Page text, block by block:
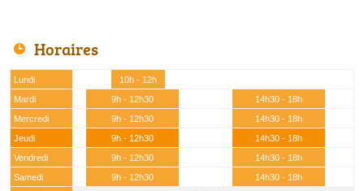
Horaires
Lundi
10h - 12h
Mardi
9h - 12h30
14h30 - 18h
Mercredi
9h - 12h30
14h30 - 18h
Jeudi
9h - 12h30
14h30 - 18h
Vendredi
9h - 12h30
14h30 - 18h
Samedi
9h - 12h30
14h30 - 18h